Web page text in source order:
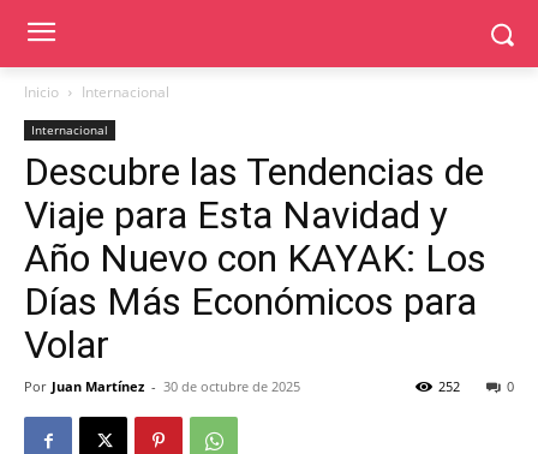
Inicio Internacional
Internacional
Descubre las Tendencias de
Viaje para Esta Navidad y
Año Nuevo con KAYAK: Los
Días Más Económicos para
Volar
Por Juan Martínez - 30 de octubre de 2025 0
252